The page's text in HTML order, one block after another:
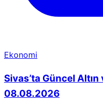
Ekonomi
Sivas’ta Güncel Altın
08.08.2026